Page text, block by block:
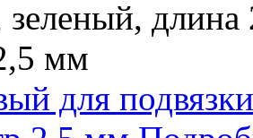
для